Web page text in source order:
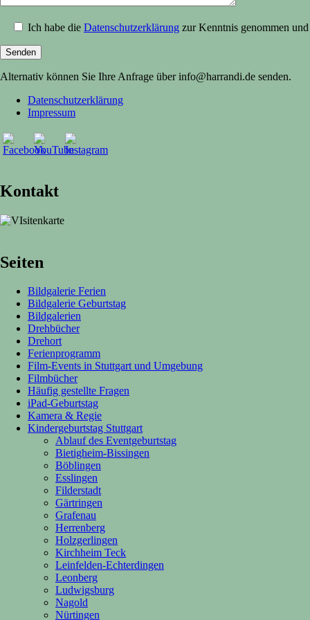
Ich habe die Datenschutzerklärung zur Kenntnis genommen
Alternativ können Sie Ihre Anfrage über info@harrandi.de senden.
Datenschutzerklärung
Impressum
Kontakt
Seiten
Bildgalerie Ferien
Bildgalerie Geburtstag
Bildgalerien
Drehbücher
Drehort
Ferienprogramm
Film-Events in Stuttgart und Umgebung
Filmbücher
Häufig gestellte Fragen
iPad-Geburtstag
Kamera & Regie
Kindergeburtstag Stuttgart
Ablauf des Eventgeburtstag
Bietigheim-Bissingen
Böblingen
Esslingen
Filderstadt
Gärtringen
Grafenau
Herrenberg
Holzgerlingen
Kirchheim Teck
Leinfelden-Echterdingen
Leonberg
Ludwigsburg
Nagold
Nürtingen